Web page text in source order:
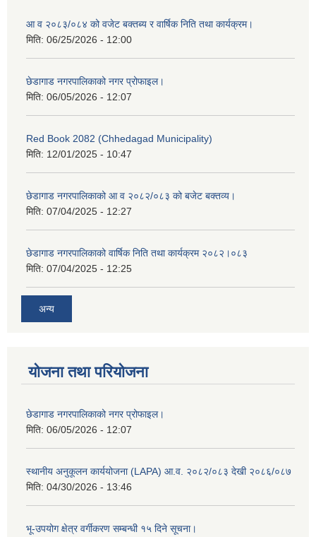
आ व २०८३/०८४ को वजेट बक्तब्य र वार्षिक निति तथा कार्यक्रम।
मिति: 06/25/2026 - 12:00
छेडागाड नगरपालिकाको नगर प्रोफाइल।
मिति: 06/05/2026 - 12:07
Red Book 2082 (Chhedagad Municipality)
मिति: 12/01/2025 - 10:47
छेडागाड नगरपालिकाको आ व २०८२/०८३ को बजेट बक्तव्य।
मिति: 07/04/2025 - 12:27
छेडागाड नगरपालिकाको वार्षिक निति तथा कार्यक्रम २०८२।०८३
मिति: 07/04/2025 - 12:25
अन्य
योजना तथा परियोजना
छेडागाड नगरपालिकाको नगर प्रोफाइल।
मिति: 06/05/2026 - 12:07
स्थानीय अनुकूलन कार्ययोजना (LAPA) आ.व. २०८२/०८३ देखी २०८६/०८७
मिति: 04/30/2026 - 13:46
भू-उपयोग क्षेत्र वर्गीकरण सम्बन्धी १५ दिने सूचना।